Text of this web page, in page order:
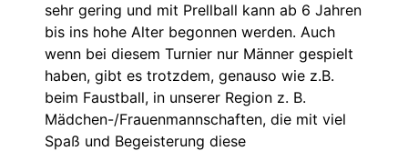
sehr gering und mit Prellball kann ab 6 Jahren
bis ins hohe Alter begonnen werden. Auch
wenn bei diesem Turnier nur Männer gespielt
haben, gibt es trotzdem, genauso wie z.B.
beim Faustball, in unserer Region z. B.
Mädchen-/Frauenmannschaften, die mit viel
Spaß und Begeisterung diese